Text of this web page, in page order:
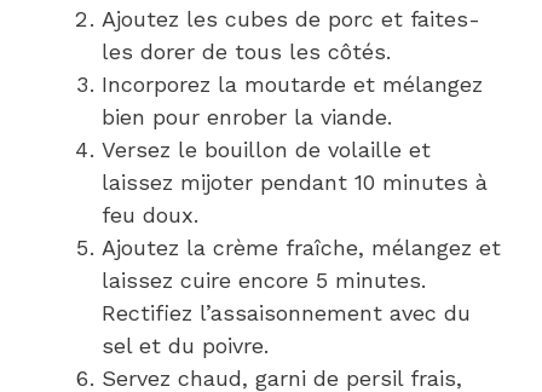
Ajoutez les cubes de porc et faites-
les dorer de tous les côtés.
Incorporez la moutarde et mélangez
bien pour enrober la viande.
Versez le bouillon de volaille et
laissez mijoter pendant 10 minutes à
feu doux.
Ajoutez la crème fraîche, mélangez et
laissez cuire encore 5 minutes.
Rectifiez l’assaisonnement avec du
sel et du poivre.
Servez chaud, garni de persil frais,